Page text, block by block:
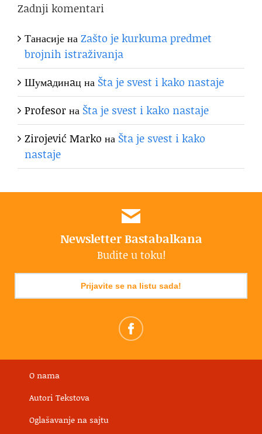
Zadnji komentari
ТанасијенаZašto je kurkuma predmet
brojnih istraživanja
Шумaдинaцна Šta je svest i kako nastaje
Profesorна Šta je svest i kako nastaje
Zirojević Marko на Šta je svest i kako
nastaje
Newsletter Bastabalkana
Budite u toku!
Prijavite se na listu sada!
O nama
Autori Tekstova
Oglašavanje na sajtu